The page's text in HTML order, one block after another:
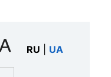
RU UA